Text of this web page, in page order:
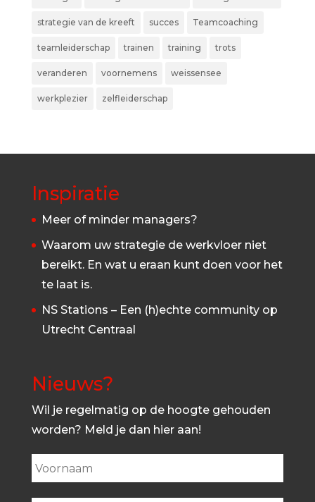
strategie van de kreeft succes Teamcoaching
teamleiderschap trainen training trots
veranderen voornemens weissensee
werkplezier zelfleiderschap
Inspiratie
Meer of minder managers?
Waarom uw strategie de werkvloer niet
bereikt. En wat u eraan kunt doen voor het
te laat is.
NS Stations – Een (h)echte community op
Utrecht Centraal
Nieuws?
Wil je regelmatig op de hoogte gehouden
worden? Meld je dan hier aan!